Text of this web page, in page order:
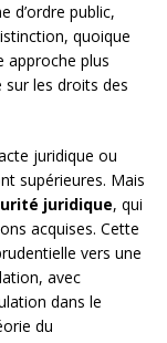
d’ordre public,
quoique
approche plus
sur les droits des
juridique ou
supérieures. Mais
juridique, qui
acquises. Cette
vers une
avec
dans le
du